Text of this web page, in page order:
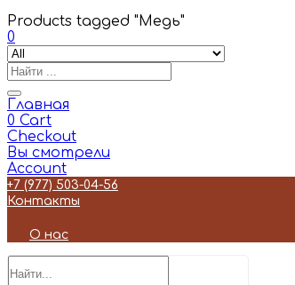
Products tagged "Медь"
0
Главная
0 Cart
Checkout
Вы смотрели
Account
+7 (977) 503-04-56
Контакты
О нас